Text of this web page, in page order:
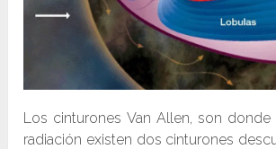
Los cinturones Van Allen, son
radiación existen dos cinturones